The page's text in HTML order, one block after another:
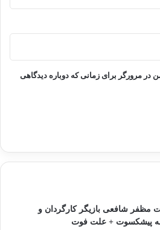
در مرورگر برای زمانی که دوباره دیدگاهی
مظفر شافعی بازیگر کارگردان و
پیشکسوت + علت فوت